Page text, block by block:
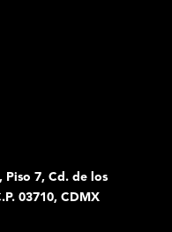
Piso 7, Cd. de los
03710, CDMX